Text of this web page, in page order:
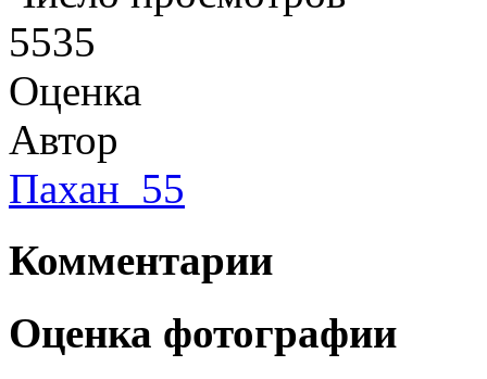
5535
Оценка
Автор
Пахан_55
Комментарии
Оценка фотографии